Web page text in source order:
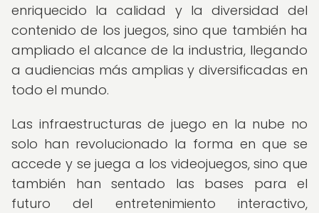
enriquecido la calidad y la diversidad del
contenido de los juegos, sino que también ha
ampliado el alcance de la industria, llegando
a audiencias más amplias y diversificadas en
todo el mundo.
Las infraestructuras de juego en la nube no
solo han revolucionado la forma en que se
accede y se juega a los videojuegos, sino que
también han sentado las bases para el
futuro del entretenimiento interactivo,